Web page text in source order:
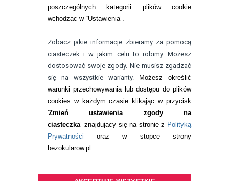
poszczególnych kategorii plików cookie
wchodząc w “Ustawienia”.
Zobacz jakie informacje zbieramy za pomocą
ciasteczek i w jakim celu to robimy. Możesz
dostosować swoje zgody. Nie musisz zgadzać
się na wszystkie warianty.
Możesz określić
warunki przechowywania lub dostępu do plików
cookies w każdym czasie klikając w przycisk
'Zmień ustawienia zgody na
ciasteczka” znajdujący się na stronie z Polityką
Prywatności oraz w stopce strony
bezokularow.pl
telefon:
732 08 08 72
kontakt@bezokularow.pl